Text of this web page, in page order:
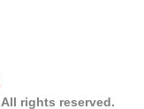
rights reserved.